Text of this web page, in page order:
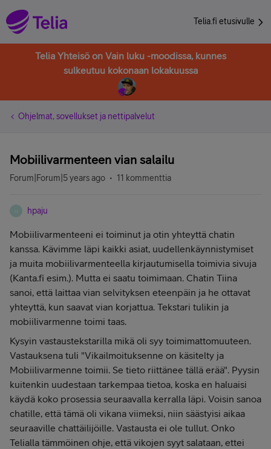
Telia.fi etusivulle
Telia Yhteisö on Vain luku -moodissa, kunnes
sulkeutuu kokonaan lokakuussa
Ohjelmat, sovellukset ja nettipalvelut
Mobiilivarmenteen vian salailu
Forum|Forum|5 years ago 11 kommenttia
H hpaju
Mobiilivarmenteeni ei toiminut ja otin yhteyttä chatin
kanssa. Kävimme läpi kaikki asiat, uudellenkäynnistymiset
ja muita mobiilivarmenteella kirjautumisella toimivia sivuja
(Kanta.fi esim.). Mutta ei saatu toimimaan. Chatin Tiina
sanoi, että laittaa vian selvityksen eteenpäin ja he ottavat
yhteyttä, kun saavat vian korjattua. Tekstari tulikin ja
mobiilivarmenne toimi taas.
Kysyin vastaustekstarilla mikä oli syy toimimattomuuteen.
Vastauksena tuli "Vikailmoituksenne on käsitelty ja
Mobiilivarmenne toimii. Se tieto riittänee tällä erää". Pyysin
kuitenkin uudestaan tarkempaa tietoa, koska en haluaisi
käydä koko prosessia seuraavalla kerralla läpi. Voisin sanoa
chatille, että tämä oli vikana viimeksi, niin säästyisi aikaa
seuraaville chattäilijöille. Vastausta ei ole tullut. Onko
Telialla tämmöinen ohje, että vikojen syyt salataan, ettei